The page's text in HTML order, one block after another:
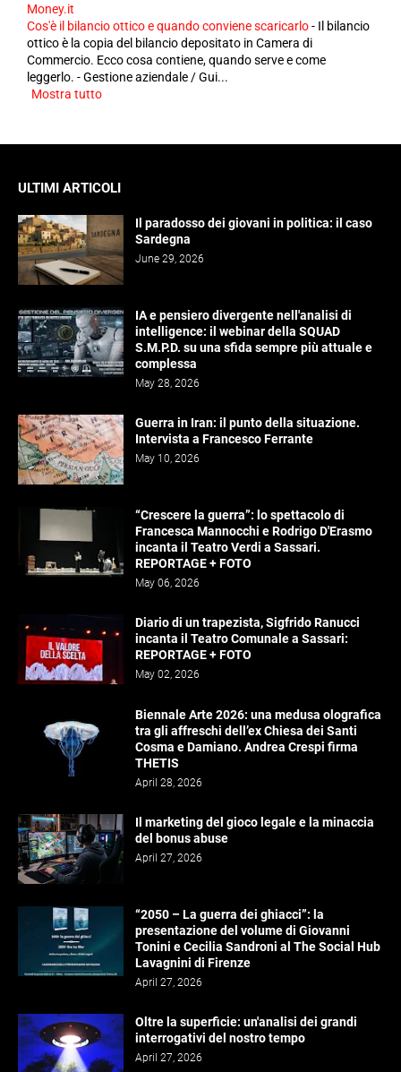
Money.it
Cos'è il bilancio ottico e quando conviene scaricarlo- Il bilancio
ottico è la copia del bilancio depositato in Camera di
Commercio. Ecco cosa contiene, quando serve e come
leggerlo. - Gestione aziendale / Gui...
Mostra tutto
ULTIMI ARTICOLI
Il paradosso dei giovani in politica: il caso
Sardegna
June 29, 2026
IA e pensiero divergente nell'analisi di
intelligence: il webinar della SQUAD
S.M.P.D. su una sfida sempre più attuale e
complessa
May 28, 2026
Guerra in Iran: il punto della situazione.
Intervista a Francesco Ferrante
May 10, 2026
“Crescere la guerra”: lo spettacolo di
Francesca Mannocchi e Rodrigo D'Erasmo
incanta il Teatro Verdi a Sassari.
REPORTAGE + FOTO
May 06, 2026
Diario di un trapezista, Sigfrido Ranucci
incanta il Teatro Comunale a Sassari:
REPORTAGE + FOTO
May 02, 2026
Biennale Arte 2026: una medusa olografica
tra gli affreschi dell’ex Chiesa dei Santi
Cosma e Damiano. Andrea Crespi firma
THETIS
April 28, 2026
Il marketing del gioco legale e la minaccia
del bonus abuse
April 27, 2026
“2050 – La guerra dei ghiacci”: la
presentazione del volume di Giovanni
Tonini e Cecilia Sandroni al The Social Hub
Lavagnini di Firenze
April 27, 2026
Oltre la superficie: un'analisi dei grandi
interrogativi del nostro tempo
April 27, 2026